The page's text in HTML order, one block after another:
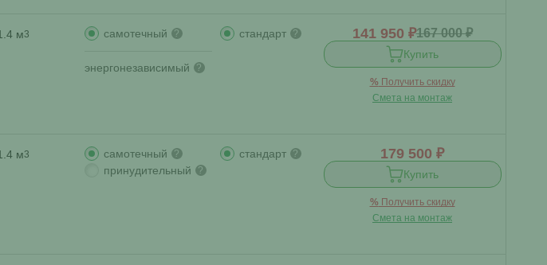
м3 самотечный ?
энергонезависимый ?
стандарт ? 141 950 ₽167 000 ₽
Купить
% Получить скидку
Смета на монтаж
м3 самотечный ?
принудительный ?
стандарт ? 179 500 ₽
Купить
% Получить скидку
Смета на монтаж